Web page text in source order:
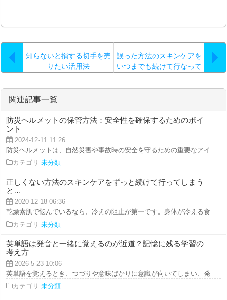
知らないと損する切手を売
りたい活用法
誤った方法のスキンケアを
いつまでも続けて行なって
関連記事一覧
防災ヘルメットの保管方法：安全性を確保するためのポイ
ント
2024-12-11 11:26
防災ヘルメットは、自然災害や事故時の安全を守るための重要なアイテム
カテゴリ 未分類
正しくない方法のスキンケアをずっと続けて行ってしまう
と…
2020-12-18 06:36
乾燥素肌で悩んでいるなら、冷えの阻止が第一です。身体が冷える食べ物
カテゴリ 未分類
英単語は発音と一緒に覚えるのが近道？記憶に残る学習の
考え方
2026-5-23 10:06
英単語を覚えるとき、つづりや意味ばかりに意識が向いてしまい、発音は
カテゴリ 未分類